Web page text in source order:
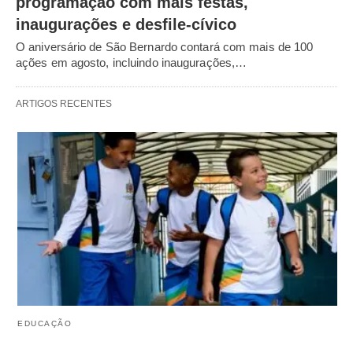
inaugurações e desfile-cívico
O aniversário de São Bernardo contará com mais de 100
ações em agosto, incluindo inaugurações,…
ARTIGOS RECENTES
EDUCAÇÃO